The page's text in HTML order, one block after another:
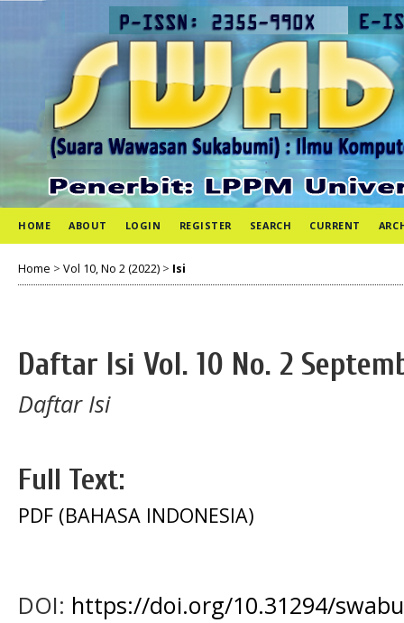
HOME ABOUT LOGIN REGISTER SEARCH CURRENT
Home > Vol 10, No 2 (2022) > Isi
Daftar Isi Vol. 10 No. 2
Daftar Isi
Full Text:
PDF (BAHASA INDONESIA)
DOI: https://doi.org/10.31294/